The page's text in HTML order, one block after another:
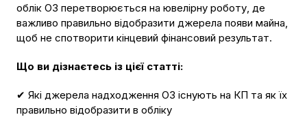
облік ОЗ перетворюється на ювелірну роботу, де
важливо правильно відобразити джерела появи майна,
щоб не спотворити кінцевий фінансовий результат.
Що ви дізнаєтесь із цієї статті:
✔ Які джерела надходження ОЗ існують на КП та як їх
правильно відобразити в обліку